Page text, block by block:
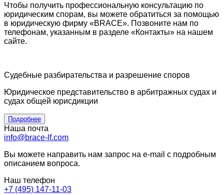
Чтобы получить профессиональную консультацию по
юридическим спорам, вы можете обратиться за помощью
в юридическую фирму «BRACE». Позвоните нам по
телефонам, указанным в разделе «Контакты» на нашем
сайте.
Судебные разбирательства и разрешение споров
Юридическое представительство в арбитражных судах и
судах общей юрисдикции
Подробнее
Наша почта
info@brace-lf.com
Вы можете направить нам запрос на e-mail с подробным
описанием вопроса.
Наш телефон
+7 (495) 147-11-03